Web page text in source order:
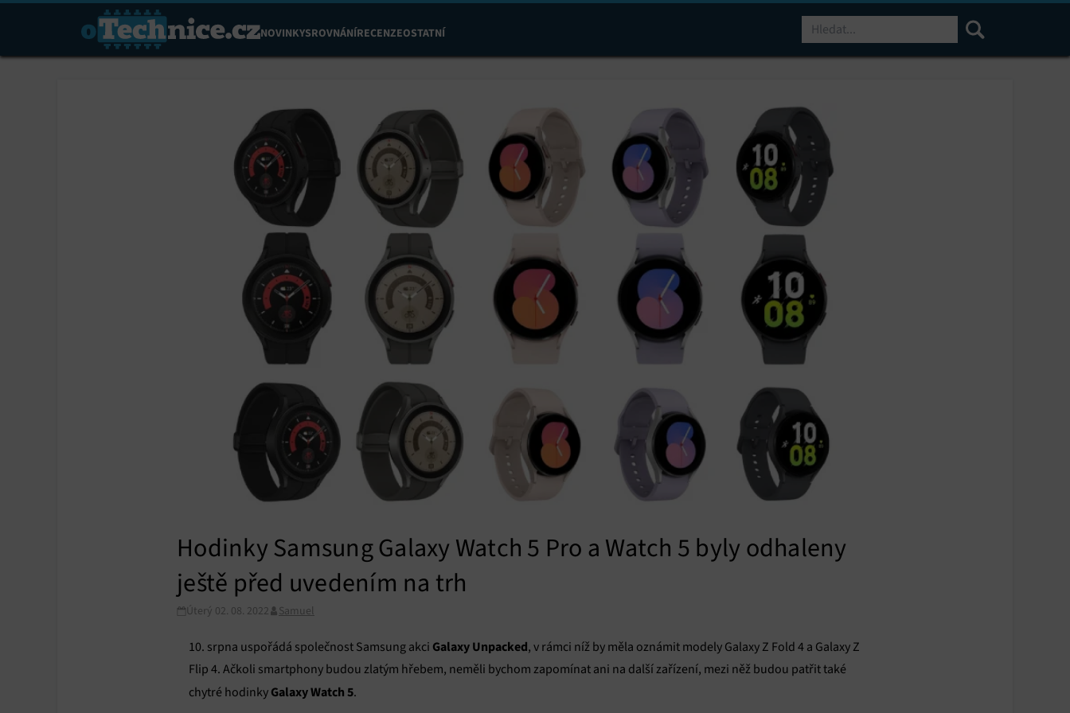
NOVINKYSROVNÁNÍRECENZEOSTATNÍ
Hodinky Samsung Galaxy Watch 5 Pro a Watch 5 byly odhaleny
ještě před uvedením na trh
Úterý 02. 08. 2022 Samuel
10. srpna uspořádá společnost Samsung akci Galaxy Unpacked, v rámci níž by měla oznámit modely Galaxy Z Fold 4 a Galaxy Z
Flip 4. Ačkoli smartphony budou zlatým hřebem, neměli bychom zapomínat ani na další zařízení, mezi něž budou patřit také
chytré hodinky Galaxy Watch 5.